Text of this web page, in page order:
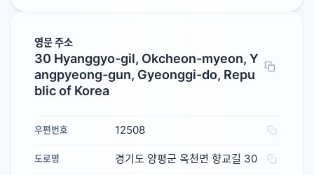
영문 주소
30 Hyanggyo-gil, Okcheon-myeon, Y
angpyeong-gun, Gyeonggi-do, Repu
blic of Korea
우편번호 12508
도로명 경기도 양평군 옥천면 향교길 30